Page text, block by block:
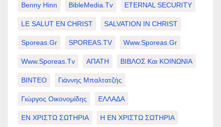
Benny Hinn BibleMedia.tv ETERNAL SECURITY
LE SALUT EN CHRIST SALVATION IN CHRIST
Sporeas.gr SPOREAS.TV Www.sporeas.gr
Www.sporeas.tv ΑΠΑΤΗ ΒΙΒΛΟΣ Και ΚΟΙΝΩΝΙΑ
ΒΙΝΤΕΟ Γιάννης Μπαλτατζής
Γιώργος Οικονομίδης ΕΛΛΑΔΑ
ΕΝ ΧΡΙΣΤΩ ΣΩΤΗΡΙΑ Η ΕΝ ΧΡΙΣΤΩ ΣΩΤΗΡΙΑ